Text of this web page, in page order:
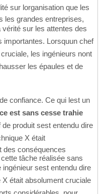
sur lorganisation que les
les grandes entreprises,
vérité sur les attentes des
Lorsquun chef
les ingénieurs nont
les épaules et de
confiance. Ce qui lest un
est sans cesse trahie
produit sest entendu dire
X était
des conséquences
tâche réalisée sans
sest entendu dire
X était absolument cruciale